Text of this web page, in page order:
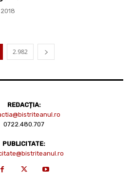
2.982
REDACȚIA:
0722.480.707
PUBLICITATE: